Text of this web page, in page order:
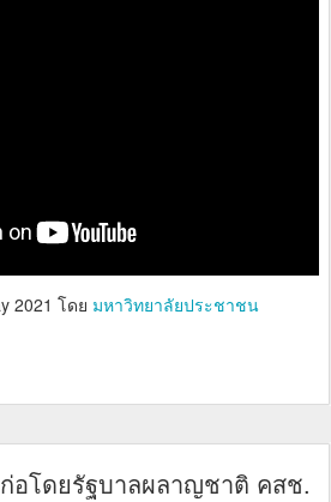
2021 โดย มหาวิทยาลัยประชาชน
อโดยรัฐบาลผลาญชาติ คสช.